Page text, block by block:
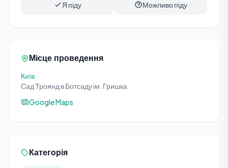
Я піду Можливо піду
Місце проведення
Київ
Сад Троянд в Ботсаду ім. Гришка
Google Maps
Категорія